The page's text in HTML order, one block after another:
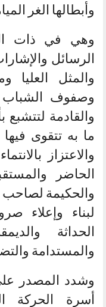
وأبطالها الغر
وهي في ذات
الرسائل
والمثل العليا
وصفوف الشباب
والقادمة لتتشبع
ما به تتقوى
والاعتزاز
الحاضر
والحكيمة لصاحب
لبناء وإعلاء
الحداثة
والمستدامة
وشدد المصدر
أسرة الحركة